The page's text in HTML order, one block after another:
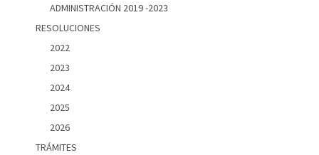
ADMINISTRACIÓN 2019 -2023
RESOLUCIONES
2022
2023
2024
2025
2026
TRÁMITES